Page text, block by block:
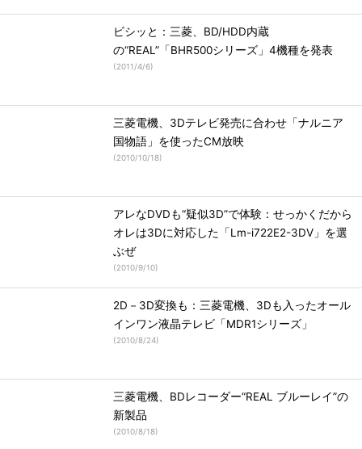
ビシッと：三菱、BD/HDD内蔵
の“REAL”「BHR500シリーズ」4機種を発表
(2011/4/6)
三菱電機、3Dテレビ発売に合わせ「ナルニア
国物語」を使ったCM放映
(2010/10/18)
アレなDVDも“疑似3D”で体験：せっかくだから
オレは3Dに対応した「Lm-i722E2-3DV」を選
ぶぜ
(2010/9/10)
2D－3D変換も：三菱電機、3Dも入ったオール
インワン液晶テレビ「MDR1シリーズ」
(2010/8/24)
三菱電機、BDレコーダー“REAL ブルーレイ”の
新製品
(2010/8/18)